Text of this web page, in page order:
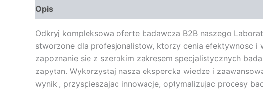
Opis
Odkryj kompleksowa oferte badawcza B2B naszego
stworzone dla profesjonalistow, ktorzy cenia efektywnosc
zapoznanie sie z szerokim zakresem specjalistycznych
zapytan. Wykorzystaj nasza ekspercka wiedze i
wyniki, przyspieszajac innowacje, optymalizujac procesy